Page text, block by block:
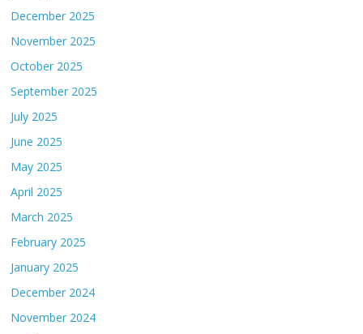
December 2025
November 2025
October 2025
September 2025
July 2025
June 2025
May 2025
April 2025
March 2025
February 2025
January 2025
December 2024
November 2024